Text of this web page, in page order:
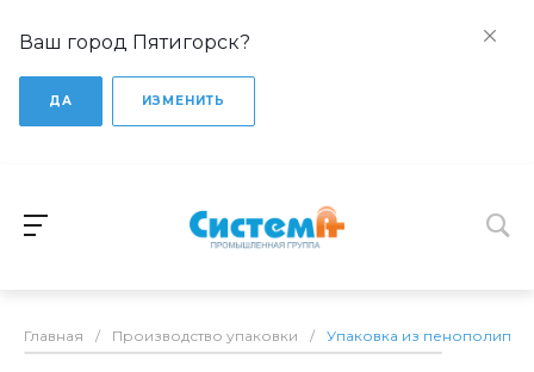
Ваш город Пятигорск?
ДА ИЗМЕНИТЬ
Главная / Производство упаковки / Упаковка из